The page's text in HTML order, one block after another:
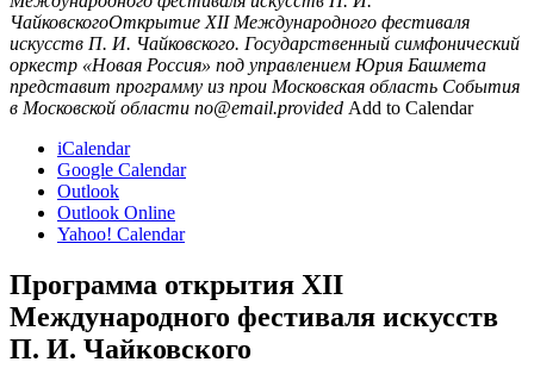
ЧайковскогоОткрытие XII Международного фестиваля
искусств П. И. Чайковского. Государственный симфонический
оркестр «Новая Россия» под управлением Юрия Башмета
представит программу из прои Московская область События
в Московской области no@email.provided Add to Calendar
iCalendar
Google Calendar
Outlook
Outlook Online
Yahoo! Calendar
Программа открытия XII
Международного фестиваля искусств
П. И. Чайковского